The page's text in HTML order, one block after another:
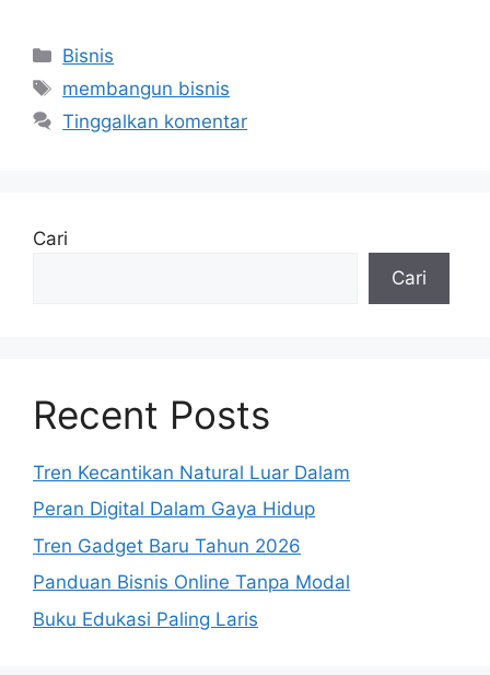
Kategori
Bisnis
Tag
membangun bisnis
Tinggalkan komentar
Cari
Cari
Recent Posts
Tren Kecantikan Natural Luar Dalam
Peran Digital Dalam Gaya Hidup
Tren Gadget Baru Tahun 2026
Panduan Bisnis Online Tanpa Modal
Buku Edukasi Paling Laris